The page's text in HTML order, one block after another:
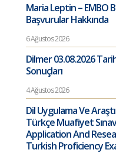
Maria Leptin – EMBO
Başvurular Hakkında
6 Ağustos 2026
Dilmer 03.08.2026
Sonuçları
4 Ağustos 2026
Dil Uygulama Ve
Türkçe Muafiyet
Application And
Turkish Proficiency